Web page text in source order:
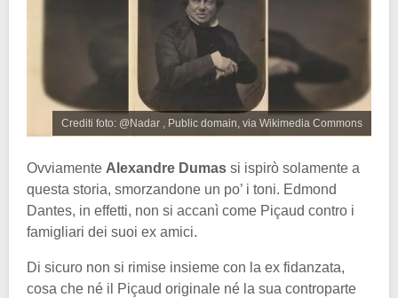
Crediti foto: @Nadar , Public domain, via Wikimedia Commons
Ovviamente Alexandre Dumas si ispirò solamente a
questa storia, smorzandone un po’ i toni. Edmond
Dantes, in effetti, non si accanì come Piçaud contro i
famigliari dei suoi ex amici.
Di sicuro non si rimise insieme con la ex fidanzata,
cosa che né il Piçaud originale né la sua controparte